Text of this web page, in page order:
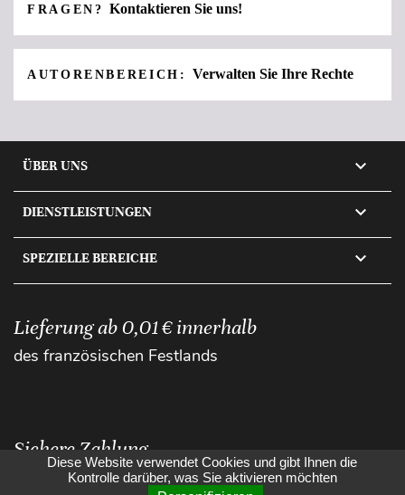
FRAGEN?Kontaktieren Sie uns!
AUTORENBEREICH: Verwalten Sie Ihre Rechte
ÜBER UNS 
DIENSTLEISTUNGEN 
SPEZIELLE BEREICHE 
Lieferung ab 0,01 € innerhalb
des französischen Festlands
Sichere Zahlung
Diese Website verwendet Cookies und gibt Ihnen die
Kontrolle darüber, was Sie aktivieren möchten